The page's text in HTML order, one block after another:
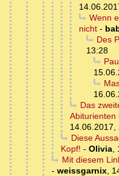
Wenn
nicht -
Des
13:28
Das
Abiturienten
14.06.2017,
Diese
Kopf! - Olivia,
Mit diesem
- weissgarnix,